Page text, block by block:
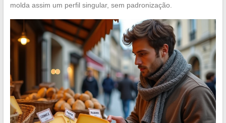
molda assim um perfil singular, sem padronização.